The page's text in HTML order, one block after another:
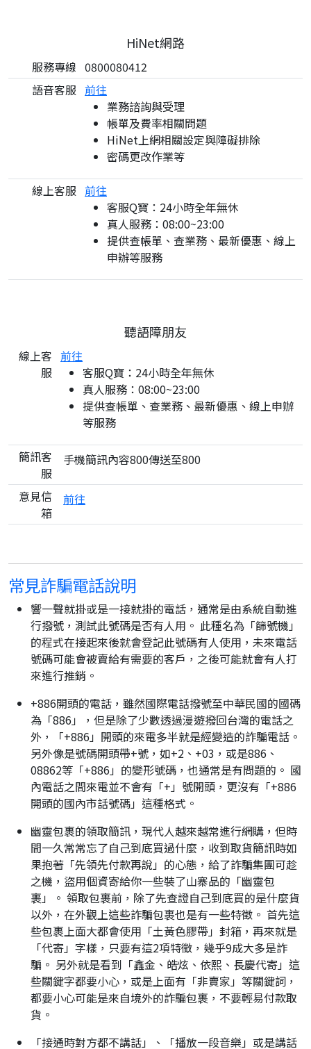
HiNet網路
服務專線 0800080412
語音客服 前往
業務諮詢與受理
帳單及費率相關問題
HiNet上網相關設定與障礙排除
密碼更改作業等
線上客服 前往
客服Q寶：24小時全年無休
真人服務：08:00~23:00
提供查帳單、查業務、最新優惠、線上
申辦等服務
聽語障朋友
線上客
服
前往
客服Q寶：24小時全年無休
真人服務：08:00~23:00
提供查帳單、查業務、最新優惠、線上申辦
等服務
簡訊客
服
手機簡訊內容800傳送至800
意見信
箱
前往
常見詐騙電話說明
響一聲就掛或是一接就掛的電話，通常是由系統自動進
行撥號，測試此號碼是否有人用。 此種名為「篩號機」
的程式在接起來後就會登記此號碼有人使用，未來電話
號碼可能會被賣給有需要的客戶，之後可能就會有人打
來進行推銷。
+886開頭的電話，雖然國際電話撥號至中華民國的國碼
為「886」，但是除了少數透過漫遊撥回台灣的電話之
外，「+886」開頭的來電多半就是經變造的詐騙電話。
另外像是號碼開頭帶+號，如+2、+03，或是886、
08862等「+886」的變形號碼，也通常是有問題的。 國
內電話之間來電並不會有「+」號開頭，更沒有「+886
開頭的國內市話號碼」這種格式。
幽靈包裹的領取簡訊，現代人越來越常進行網購，但時
間一久常常忘了自己到底買過什麼，收到取貨簡訊時如
果抱著「先領先付款再說」的心態，給了詐騙集團可趁
之機，盜用個資寄給你一些裝了山寨品的「幽靈包
裹」。 領取包裹前，除了先查證自己到底買的是什麼貨
以外，在外觀上這些詐騙包裹也是有一些特徵。 首先這
些包裹上面大都會使用「土黃色膠帶」封箱，再來就是
「代寄」字樣，只要有這2項特徵，幾乎9成大多是詐
騙。 另外就是看到「鑫金、皓炫、依熙、長慶代寄」這
些關鍵字都要小心，或是上面有「非賣家」等關鍵詞，
都要小心可能是來自境外的詐騙包裹，不要輕易付款取
貨。
「接通時對方都不講話」、「播放一段音樂」或是講話